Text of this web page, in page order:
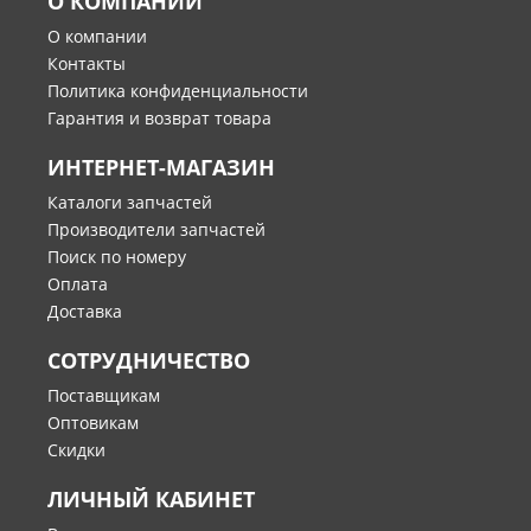
О компании
Контакты
Политика конфиденциальности
Гарантия и возврат товара
ИНТЕРНЕТ-МАГАЗИН
Каталоги запчастей
Производители запчастей
Поиск по номеру
Оплата
Доставка
СОТРУДНИЧЕСТВО
Поставщикам
Оптовикам
Скидки
ЛИЧНЫЙ КАБИНЕТ